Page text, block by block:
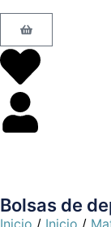
Bolsas de
Inicio / Inicio /